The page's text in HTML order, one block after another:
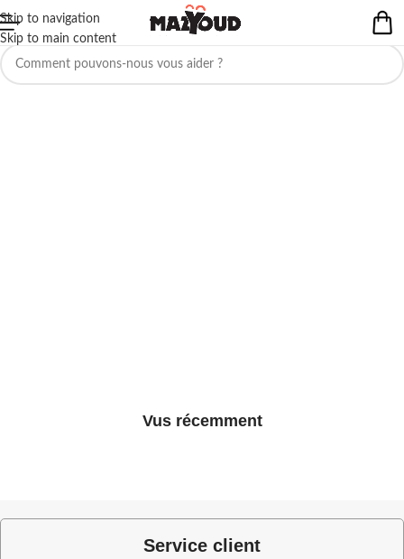
Skip to navigation
Skip to main content
Aucun produit ne correspond à votre sélection.
Vus récemment
Service client